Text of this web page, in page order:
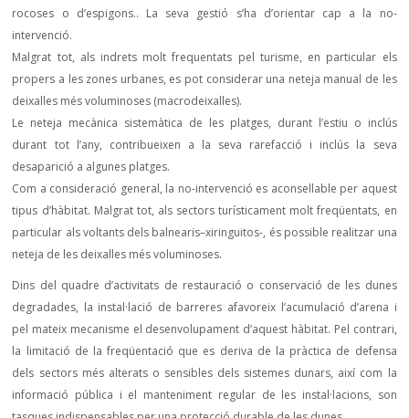
rocoses o d’espigons.. La seva gestió s’ha d’orientar cap a la no-
intervenció.
Malgrat tot, als indrets molt frequentats pel turisme, en particular els
propers a les zones urbanes, es pot considerar una neteja manual de les
deixalles més voluminoses (macrodeixalles).
Le neteja mecànica sistemàtica de les platges, durant l’estiu o inclús
durant tot l’any, contribueixen a la seva rarefacció i inclús la seva
desaparició a algunes platges.
Com a consideració general, la no-intervenció es aconsellable per aquest
tipus d’hàbitat. Malgrat tot, als sectors turísticament molt freqüentats, en
particular als voltants dels balnearis–xiringuitos-, és possible realitzar una
neteja de les deixalles més voluminoses.
Dins del quadre d’activitats de restauració o conservació de les dunes
degradades, la instal·lació de barreres afavoreix l’acumulació d’arena i
pel mateix mecanisme el desenvolupament d’aquest hàbitat. Pel contrari,
la limitació de la freqüentació que es deriva de la pràctica de defensa
dels sectors més alterats o sensibles dels sistemes dunars, així com la
informació pública i el manteniment regular de les instal·lacions, son